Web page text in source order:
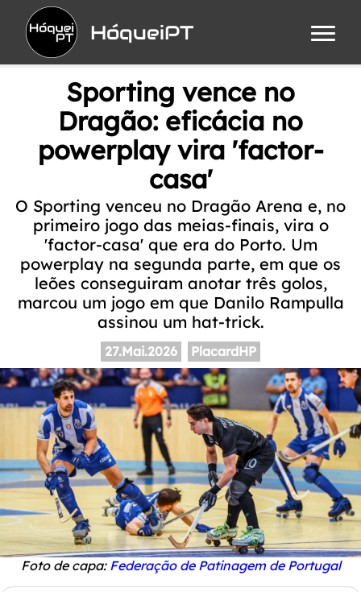
HóqueiPT
Sporting vence no
Dragão: eficácia no
powerplay vira 'factor-
casa'
O Sporting venceu no Dragão Arena e, no
primeiro jogo das meias-finais, vira o
'factor-casa' que era do Porto. Um
powerplay na segunda parte, em que os
leões conseguiram anotar três golos,
marcou um jogo em que Danilo Rampulla
assinou um hat-trick.
27.Mai.2026 PlacardHP
Foto de capa: Federação de Patinagem de Portugal